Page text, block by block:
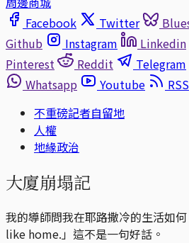
Facebook
Twitter
Github
Instagram Linkedin
Pinterest
Reddit Telegram
Whatsapp
Youtube
RSS
不重磅記者自留地
人權
地緣政治
大廈崩塌記
我的導師問我在耶路撒冷的生活如
like home.」這不是一句好話。